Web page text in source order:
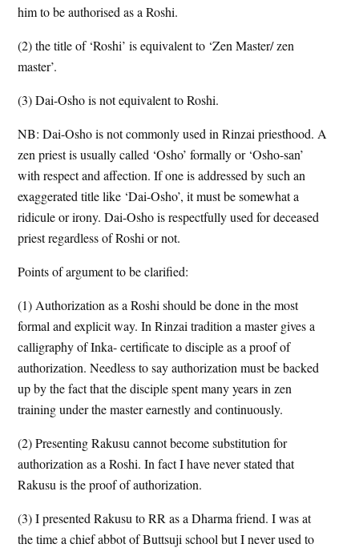
him to be authorised as a Roshi.
(2) the title of ‘Roshi’ is equivalent to ‘Zen Master/ zen
master’.
(3) Dai-Osho is not equivalent to Roshi.
NB: Dai-Osho is not commonly used in Rinzai priesthood. A
zen priest is usually called ‘Osho’ formally or ‘Osho-san’
with respect and affection. If one is addressed by such an
exaggerated title like ‘Dai-Osho’, it must be somewhat a
ridicule or irony. Dai-Osho is respectfully used for deceased
priest regardless of Roshi or not.
Points of argument to be clarified:
(1) Authorization as a Roshi should be done in the most
formal and explicit way. In Rinzai tradition a master gives a
calligraphy of Inka- certificate to disciple as a proof of
authorization. Needless to say authorization must be backed
up by the fact that the disciple spent many years in zen
training under the master earnestly and continuously.
(2) Presenting Rakusu cannot become substitution for
authorization as a Roshi. In fact I have never stated that
Rakusu is the proof of authorization.
(3) I presented Rakusu to RR as a Dharma friend. I was at
the time a chief abbot of Buttsuji school but I never used to